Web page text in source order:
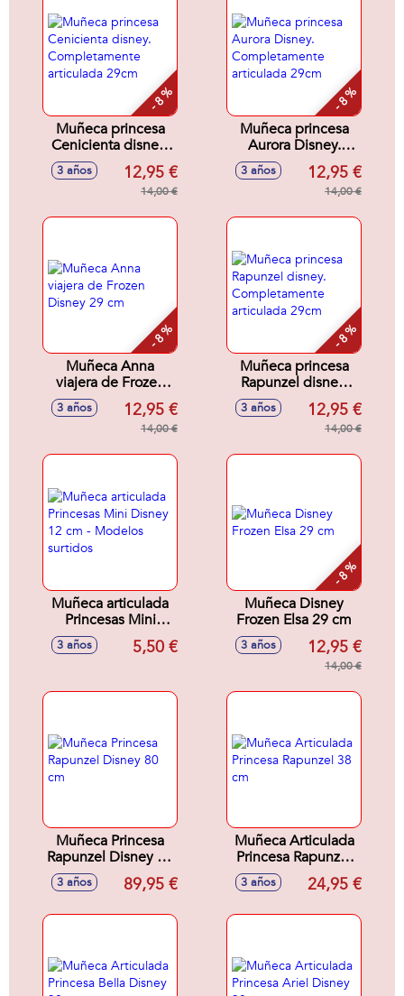
- 8 %
Muñeca princesa
Cenicienta disney.
Completamente
articulada 29cm
3 años 12,95 €
14,00 €
- 8 %
Muñeca princesa
Aurora Disney.
Completamente
articulada 29cm
3 años 12,95 €
14,00 €
- 8 %
Muñeca Anna
viajera de Frozen
Disney 29 cm
3 años 12,95 €
14,00 €
- 8 %
Muñeca princesa
Rapunzel disney.
Completamente
articulada 29cm
3 años 12,95 €
14,00 €
Muñeca articulada
Princesas Mini
Disney 12 cm -
Modelos surtidos
3 años 5,50 €
- 8 %
Muñeca Disney
Frozen Elsa 29 cm
3 años 12,95 €
14,00 €
Muñeca Princesa
Rapunzel Disney 80
3 años 89,95 €
Muñeca Articulada
Princesa Rapunzel
38 cm
3 años 24,95 €